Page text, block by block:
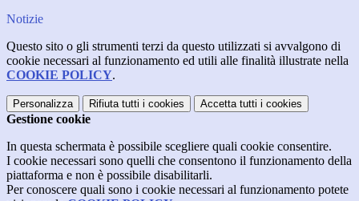
Notizie
Questo sito o gli strumenti terzi da questo utilizzati si avvalgono di
cookie necessari al funzionamento ed utili alle finalità illustrate nella
COOKIE POLICY.
Personalizza Rifiuta tutti i cookies Accetta tutti i cookies
Gestione cookie
In questa schermata è possibile scegliere quali cookie consentire.
I cookie necessari sono quelli che consentono il funzionamento della
piattaforma e non è possibile disabilitarli.
Per conoscere quali sono i cookie necessari al funzionamento potete